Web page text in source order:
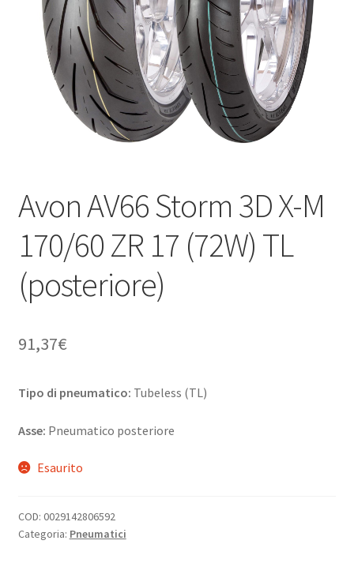
child
Avon AV66 Storm 3D X-M
170/60 ZR 17 (72W) TL
(posteriore)
91,37€
Tipo di pneumatico: Tubeless (TL)
Asse: Pneumatico posteriore
Esaurito
COD: 0029142806592
Categoria: Pneumatici